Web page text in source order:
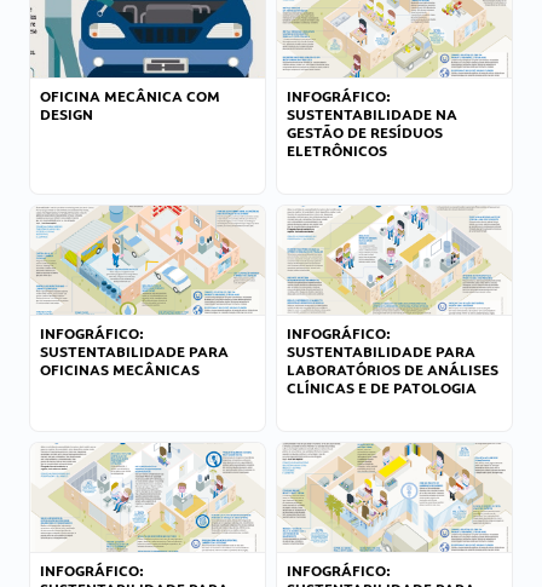
OFICINA MECÂNICA COM
DESIGN
INFOGRÁFICO:
SUSTENTABILIDADE NA
GESTÃO DE RESÍDUOS
ELETRÔNICOS
INFOGRÁFICO:
SUSTENTABILIDADE PARA
OFICINAS MECÂNICAS
INFOGRÁFICO:
SUSTENTABILIDADE PARA
LABORATÓRIOS DE ANÁLISES
CLÍNICAS E DE PATOLOGIA
INFOGRÁFICO:
INFOGRÁFICO: